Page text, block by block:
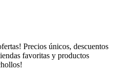
Precios únicos, descuentos
favoritas y productos